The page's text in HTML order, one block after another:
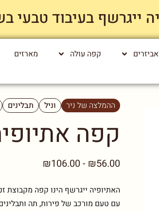
בעיבוד טבעי בשני
אביזרים קפה עולה מארזים
ההמלצה של ניר וניל תבלינים
קפה
₪56.00 - ₪106.00
האתיופיה ייגרשף הינו קפה מקבוצת
עם טעם מורכב של פירות, תה